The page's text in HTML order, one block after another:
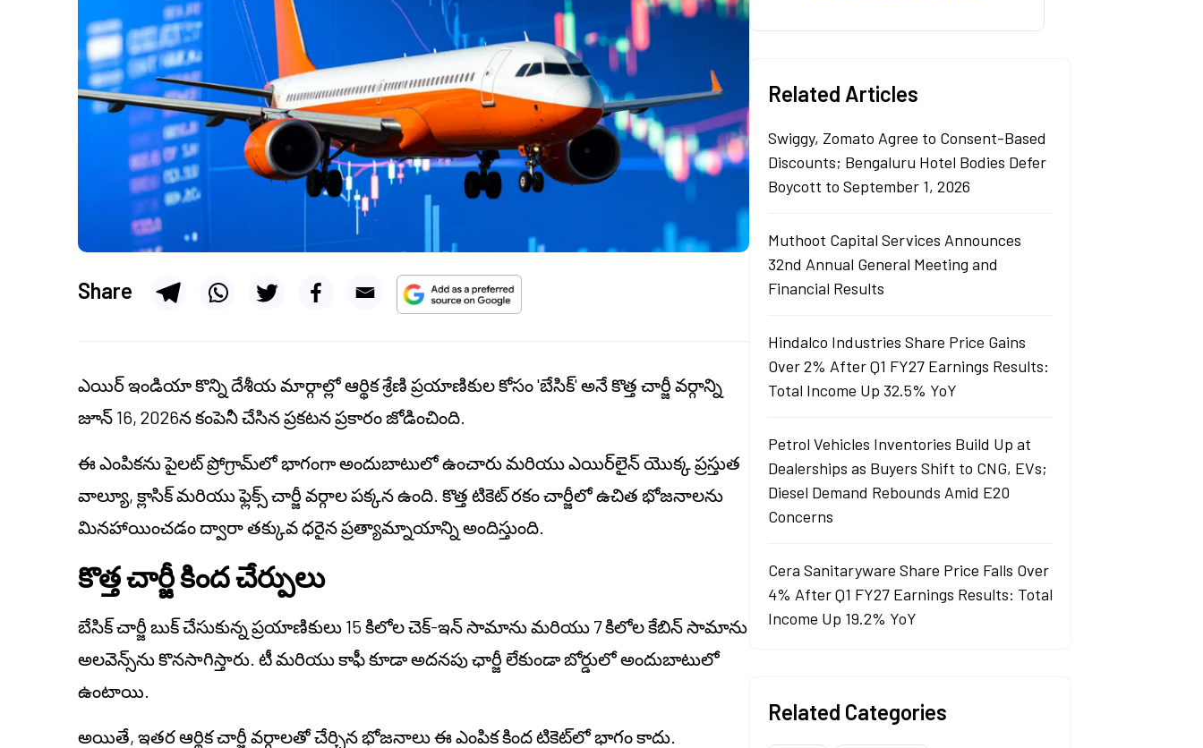
Share
ఎయిర్ ఇండియా కొన్ని దేశీయ మార్గాల్లో ఆర్థిక శ్రేణి ప్రయాణికుల కోసం 'బేసిక్' అనే కొత్త చార్జీ వర్గాన్ని
జూన్ 16, 2026న కంపెనీ చేసిన ప్రకటన ప్రకారం జోడించింది.
ఈ ఎంపికను పైలట్ ప్రోగ్రామ్‌లో భాగంగా అందుబాటులో ఉంచారు మరియు ఎయిర్‌లైన్ యొక్క ప్రస్తుత
వాల్యూ, క్లాసిక్ మరియు ఫ్లెక్స్ చార్జీ వర్గాల పక్కన ఉంది. కొత్త టికెట్ రకం చార్జీలో ఉచిత భోజనాలను
మినహాయించడం ద్వారా తక్కువ ధరైన ప్రత్యామ్నాయాన్ని అందిస్తుంది.
కొత్త చార్జీ కింద చేర్పులు
బేసిక్ చార్జీ బుక్ చేసుకున్న ప్రయాణికులు 15 కిలోల చెక్-ఇన్ సామాను మరియు 7 కిలోల కేబిన్ సామాను
అలవెన్స్‌ను కొనసాగిస్తారు. టీ మరియు కాఫీ కూడా అదనపు ఛార్జీ లేకుండా బోర్డులో అందుబాటులో
ఉంటాయి.
అయితే, ఇతర ఆర్థిక చార్జీ వర్గాలతో చేర్చిన భోజనాలు ఈ ఎంపిక కింద టికెట్‌లో భాగం కాదు.
Related Articles
Swiggy, Zomato Agree to Consent-Based
Discounts; Bengaluru Hotel Bodies Defer
Boycott to September 1, 2026
Muthoot Capital Services Announces
32nd Annual General Meeting and
Financial Results
Hindalco Industries Share Price Gains
Over 2% After Q1 FY27 Earnings Results:
Total Income Up 32.5% YoY
Petrol Vehicles Inventories Build Up at
Dealerships as Buyers Shift to CNG, EVs;
Diesel Demand Rebounds Amid E20
Concerns
Cera Sanitaryware Share Price Falls Over
4% After Q1 FY27 Earnings Results: Total
Income Up 19.2% YoY
Related Categories